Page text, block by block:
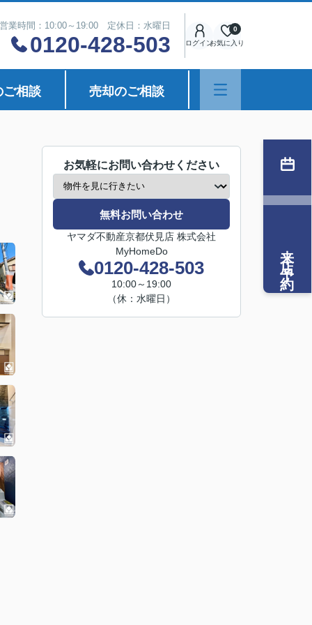
営業時間：10:00～19:00 定休日：水曜日
0120-428-503 ログインお気に入り
0
ご相談 売却のご相談
お気軽にお問い合わせください
無料お問い合わせ
ヤマダ不動産京都伏見店 株式会社
MyHomeDo
0120-428-503
10:00～19:00
（休：水曜日）
来店予約